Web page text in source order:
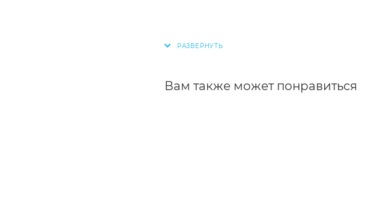
Вам также может понравиться